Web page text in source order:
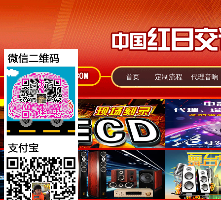
首页 定制流程 代理音响